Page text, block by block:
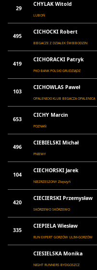
29
CHYLAK Witold
LUBOŃ
495
CICHOCKI Robert
BIEGACZE Z DZIAŁEK ŚWIEBODZIN
419
CICHORACKI Patryk
PKO BANK POLSKI GRUDZIĄDZ
103
CICHOWLAS Paweł
OPALENICKI KLUB BEGACZA OPALENICA
653
CICHY Marcin
POZNAŃ
496
CIEBIELSKI Michał
PNIEWY
104
CIECHORSKI Jarek
NIEZRZESZONY Zbąszyń
420
CIECIERSKI Przemysław
SKÓRZEWO SKÓRZEWO
335
CIEPIELA Wiesław
RUN EXPERT GORZÓW ULIM-GORZÓW
CIESIELSKA Monika
NIGHT RUNNERS BYDGOSZCZ